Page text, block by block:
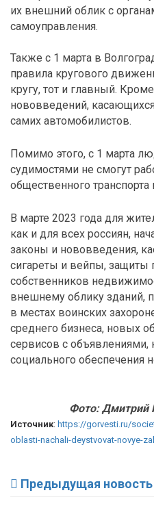
их внешний облик с
самоуправления.
Также с 1 марта в
правила кругового
кругу, тот и главный.
нововведений,
самих автомобилистов.
Помимо этого, с 1 марта
судимостями не смогут
общественного транспорта
В марте 2023 года для
как и для всех россиян,
законы и нововведения,
сигареты и вейпы, защиты
собственников
внешнему облику зданий,
в местах воинских
среднего бизнеса, новых
сервисов с объявлениями,
социального обеспечения
Фото: Дмитрий
Источник: https://gorvesti.ru/
oblasti-nachali-deystvovat-novye-
Предыдущая новость